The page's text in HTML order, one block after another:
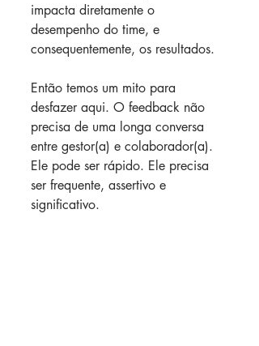
impacta diretamente o
desempenho do time, e
consequentemente, os resultados.
Então temos um mito para
desfazer aqui. O feedback não
precisa de uma longa conversa
entre gestor(a) e colaborador(a).
Ele pode ser rápido. Ele precisa
ser frequente, assertivo e
significativo.